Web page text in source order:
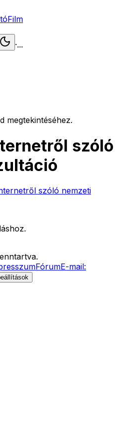
Film
·...
megtekintéséhez.
szóló
szóló nemzeti
FórumE-mail: